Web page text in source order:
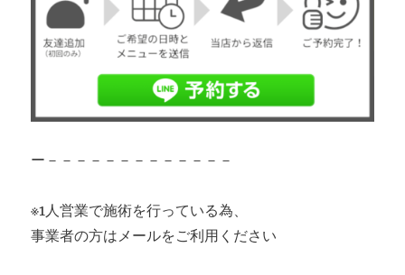
ー－－－－－－－－－－－－－
※1人営業で施術を行っている為、
事業者の方はメールをご利用ください